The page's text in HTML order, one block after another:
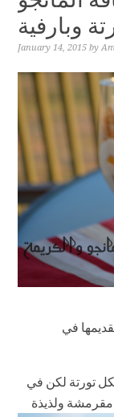
وبارفية
January 14, 2015 by
في
تورتة لكن في
مقرمشة ولذيذة